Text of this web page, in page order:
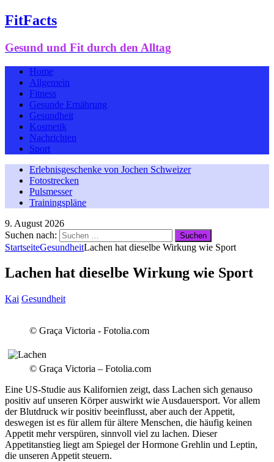
FitFacts
Gesund und Fit durch den Alltag
Home
Allgemein
Fitness
Gesunde Ernährung
Gesundheit
Kosmetik
Nachrichten
Sport
Erlebnisgeschenke von Jochen Schweizer
Fotostrecken
Pulsmesser
Trainingspläne
9. August 2026
Suchen nach:
StartseiteGesundheitLachen hat dieselbe Wirkung wie Sport
Lachen hat dieselbe Wirkung wie Sport
Kai Gesundheit
© Graça Victoria - Fotolia.com
© Graça Victoria – Fotolia.com
Eine US-Studie aus Kalifornien zeigt, dass Lachen sich genauso
positiv auf unseren Körper auswirkt wie Ausdauersport. Vor allem
der Blutdruck wir positiv beeinflusst, aber auch der Appetit,
deswegen ist es für allem für ältere Menschen, die häufig keinen
Appetit mehr verspüren, sinnvoll viel zu lachen. Dieser
Appetitanstieg liegt am Spiegel der Hormone Grehlin und Leptin,
die unseren Appetit steuern.